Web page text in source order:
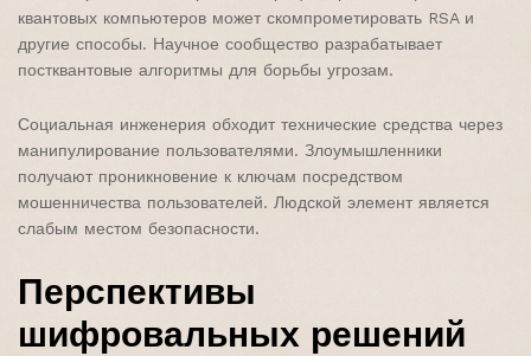
квантовых компьютеров может скомпрометировать RSA и
другие способы. Научное сообщество разрабатывает
постквантовые алгоритмы для борьбы угрозам.
Социальная инженерия обходит технические средства через
манипулирование пользователями. Злоумышленники
получают проникновение к ключам посредством
мошенничества пользователей. Людской элемент является
слабым местом безопасности.
Перспективы
шифровальных решений